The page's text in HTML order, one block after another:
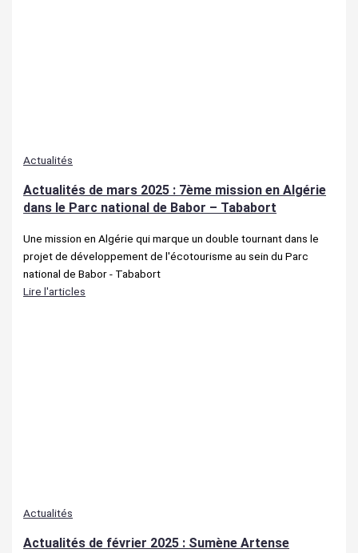
Actualités
Actualités de mars 2025 : 7ème mission en Algérie
dans le Parc national de Babor – Tababort
Une mission en Algérie qui marque un double tournant dans le
projet de développement de l'écotourisme au sein du Parc
national de Babor - Tababort
Lire l'articles
Actualités
Actualités de février 2025 : Sumène Artense